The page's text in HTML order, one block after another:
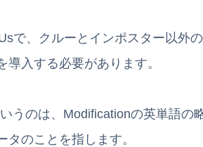
で、クルーとインポスター以外
導入する必要があります。
うのは、Modificationの英単語の
タのことを指します。